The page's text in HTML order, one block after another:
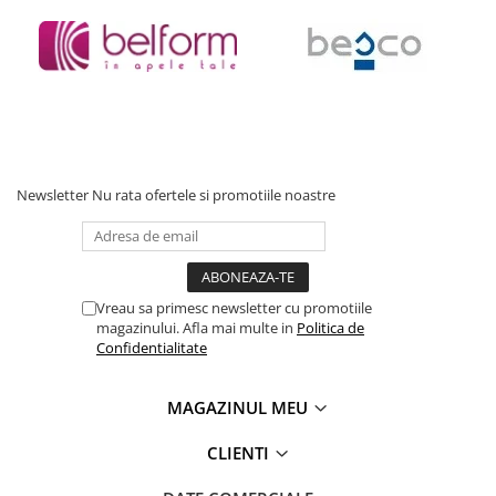
Baterii cu dus extractabil
Baterii cu pipa flexibila
Chiuvete bucatarie
Seturi chiuvete si baterii
Incalzire in pardoseala
Distribuitoare
Grup amestec
Newsletter Nu rata ofertele si promotiile noastre
Vreau sa primesc newsletter cu promotiile
magazinului. Afla mai multe in Politica de
Confidentialitate
MAGAZINUL MEU
CLIENTI